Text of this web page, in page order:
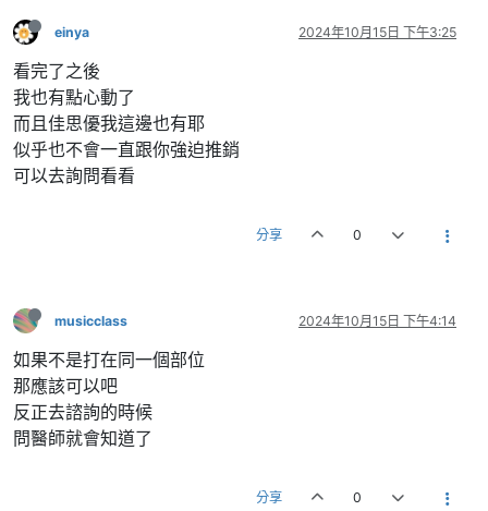
einya 2024年10月15日 下午3:25
看完了之後
我也有點心動了
而且佳思優我這邊也有耶
似乎也不會一直跟你強迫推銷
可以去詢問看看
分享 0
musicclass 2024年10月15日 下午4:14
如果不是打在同一個部位
那應該可以吧
反正去諮詢的時候
問醫師就會知道了
分享 0